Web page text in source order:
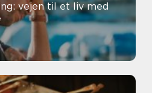
vejen til et liv med